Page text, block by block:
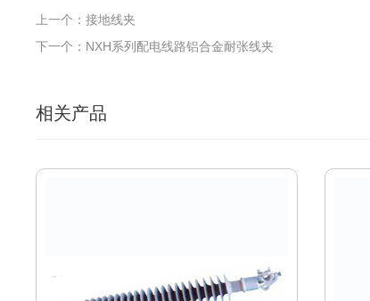
上一个：接地线夹
下一个：NXH系列配电线路铝合金耐张线夹
相关产品